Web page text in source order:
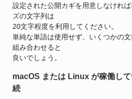
設定された公開カギを用意しなけれ
ズの文字列は
20文字程度を利用してください。
単純な単語は使用せず、いくつかの
組み合わせると
良いでしょう。
macOS または Linux が稼働し
続